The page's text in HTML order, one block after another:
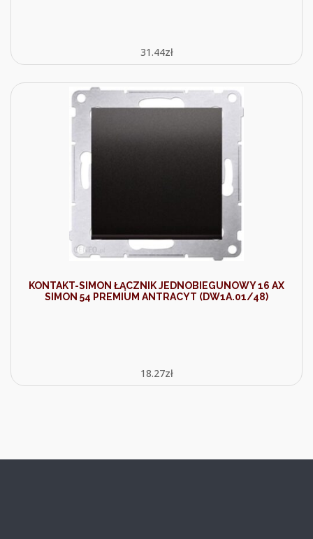
31.44zł
KONTAKT-SIMON ŁĄCZNIK JEDNOBIEGUNOWY 16 AX
SIMON 54 PREMIUM ANTRACYT (DW1A.01/48)
18.27zł